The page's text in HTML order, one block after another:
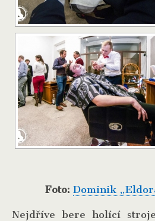
Foto: Dominik
Nejdříve bere holící